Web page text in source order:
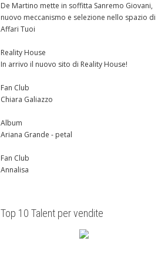
De Martino mette in soffitta Sanremo Giovani,
nuovo meccanismo e selezione nello spazio di
Affari Tuoi
Reality House
In arrivo il nuovo sito di Reality House!
Fan Club
Chiara Galiazzo
Album
Ariana Grande - petal
Fan Club
Annalisa
Top 10 Talent per vendite